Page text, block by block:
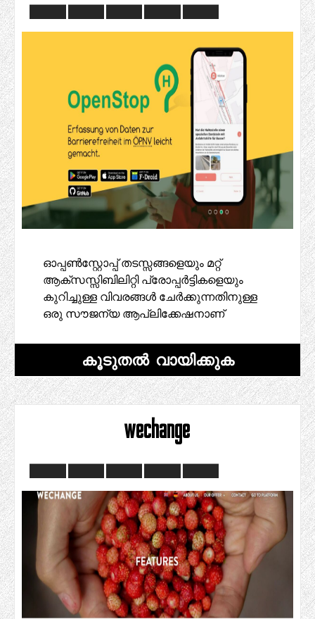
ഓപ്പൺസ്റ്റോപ്പ് തടസ്സങ്ങളെയും മറ്റ്
ആക്‌സസ്സിബിലിറ്റി പ്രോപ്പർട്ടികളെയും
കുറിച്ചുള്ള വിവരങ്ങൾ ചേർക്കുന്നതിനുള്ള
ഒരു സൗജന്യ ആപ്ലിക്കേഷനാണ്
കൂടുതൽ വായിക്കുക
wechange